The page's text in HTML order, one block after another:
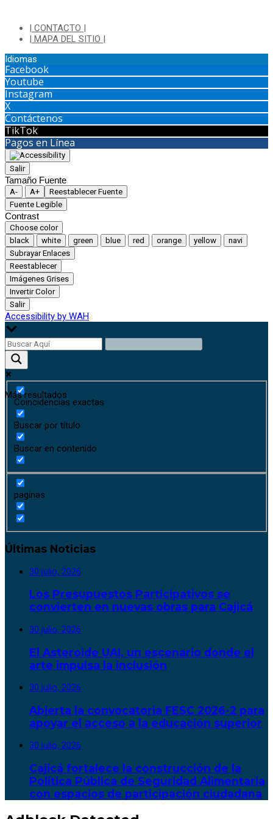
| CONTACTO |
| MAPA DEL SITIO |
Idiomas
Facebook
Youtube
Instagram
X
Contáctenos
TikTok
Pagos en Línea
Salir
Tamaño Fuente
A- A+
Reestablecer Fuente
Fuente Legible
Contrast
Choose color
black
white green blue red orange yellow
navi
Subrayar Enlaces
Reestablecer
Imágenes Grises
Invertir Color
Salir
Accessibility by WAH
Más resultados
Coincidencias exactas
Buscar por título
Buscar en contenido
paginas
Últimas Noticias
30 julio, 2026
Los Presupuestos Participativos se
convierten en nuevas obras para Cajicá
30 julio, 2026
El Asteroide UAI, un escenario donde el
arte impulsa la inclusión
30 julio, 2026
Abierta la convocatoria FESC 2026-2 para
apoyar el acceso a la educación superior
30 julio, 2026
Cajicá fortalece la construcción de la
Política Pública de Seguridad Alimentaria
con espacios de participación ciudadana